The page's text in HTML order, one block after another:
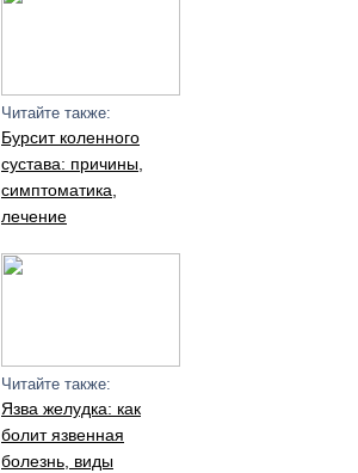
Читайте также:
Бурсит коленного
сустава: причины,
симптоматика,
лечение
Читайте также:
Язва желудка: как
болит язвенная
болезнь, виды